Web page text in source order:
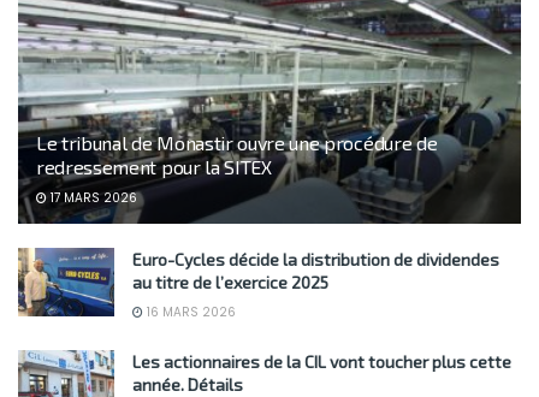
Le tribunal de Monastir ouvre une procédure de
redressement pour la SITEX
17 MARS 2026
Euro-Cycles décide la distribution de dividendes
au titre de l’exercice 2025
16 MARS 2026
Les actionnaires de la CIL vont toucher plus cette
année. Détails